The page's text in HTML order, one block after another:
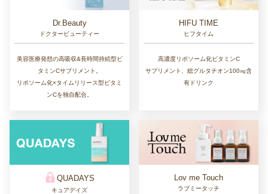
Dr.Beauty
ドクタービューティー
美容医療発想の高吸収&長時間持続型ビ
タミンCサプリメント。
リポソーム化×タイムリリース型ビタミ
ンCを独自配合。
HIFU TIME
ヒフタイム
高濃度リポソーム化ビタミンC
サプリメント、総グルタチオン100㎎含
有ドリンク
QUADAYS
キュアデイズ
Lov me Touch
ラブミータッチ